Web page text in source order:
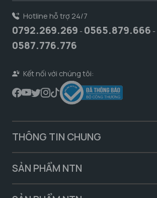
Hotline hỗ trợ 24/7
0792.269.269 - 0565.879.666 -
0587.776.776
Kết nối với chúng tôi:
THÔNG TIN CHUNG
SẢN PHẨM NTN